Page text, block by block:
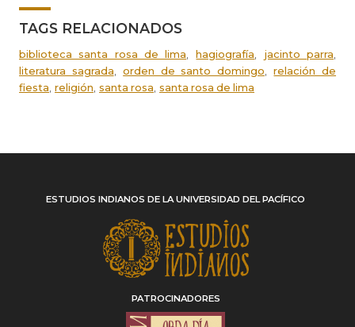
TAGS RELACIONADOS
biblioteca santa rosa de lima,hagiografía, jacinto parra,
literatura sagrada,orden de santo domingo,relación de
fiesta, religión, santa rosa, santa rosa de lima
ESTUDIOS INDIANOS DE LA UNIVERSIDAD DEL PACÍFICO
PATROCINADORES